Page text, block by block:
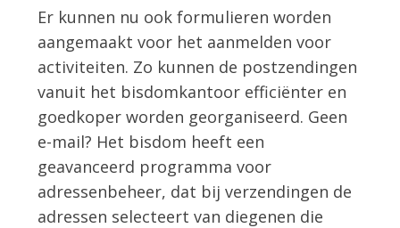
Er kunnen nu ook formulieren worden
aangemaakt voor het aanmelden voor
activiteiten. Zo kunnen de postzendingen
vanuit het bisdomkantoor efficiënter en
goedkoper worden georganiseerd. Geen
e-mail? Het bisdom heeft een
geavanceerd programma voor
adressenbeheer, dat bij verzendingen de
adressen selecteert van diegenen die